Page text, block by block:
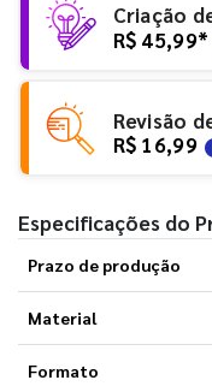
Criação
R$ 45,99*
Revisão
R$ 16,99
Especificações do
Prazo de produção
Material
Formato